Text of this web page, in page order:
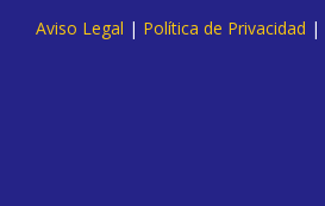
Aviso Legal | Política de Privacidad |